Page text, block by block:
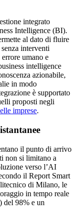
integrato
Intelligence (BI).
al dato di fluire
interventi
umano e
intelligence
azionabile,
in modo
è supportato
proposti negli
imprese.
il punto di arrivo
non si limitano a
verso l’AI
il Report Smart
di Milano, le
in tempo reale
del 98% e un